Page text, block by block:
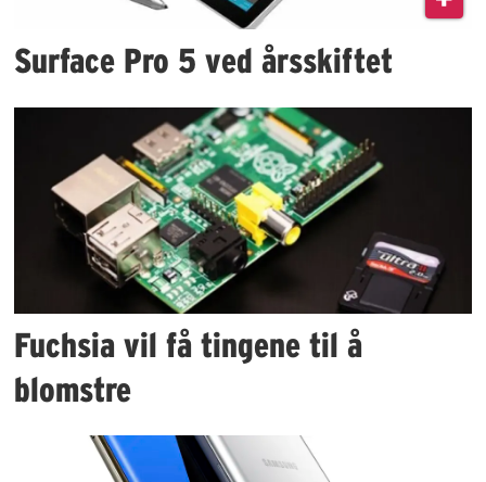
Surface Pro 5 ved årsskiftet
Fuchsia vil få tingene til å
blomstre